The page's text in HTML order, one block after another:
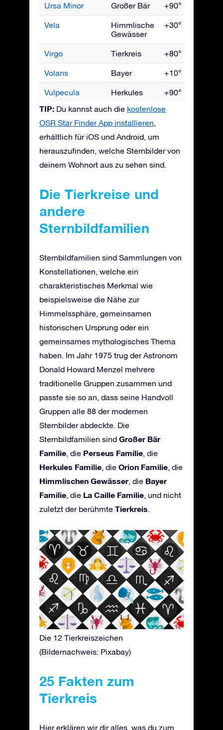
Ursa Minor Großer Bär +90° bis -10°
Vela
Himmlische
Gewässer
+30° bis -90°
Virgo Tierkreis +80° bis -80°
Volans Bayer +10° bis -90°
Vulpecula Herkules +90° bis -55°
TIP: Du kannst auch die kostenlose
OSR Star Finder App installieren
erhältlich für iOS und Android, um
herauszufinden, welche Sternbilder von
deinem Wohnort aus zu sehen sind.
Die Tierkreise und
andere
Sternbildfamilien
Sternbildfamilien sind Sammlungen von
Konstellationen, welche ein
charakteristisches Merkmal wie
beispielsweise die Nähe zur
Himmelssphäre, gemeinsamen
historischen Ursprung oder ein
gemeinsames mythologisches Thema
haben. Im Jahr 1975 trug der Astronom
Donald Howard Menzel mehrere
traditionelle Gruppen zusammen und
passte sie so an, dass seine Handvoll
Gruppen alle 88 der modernen
Sternbilder abdeckte. Die
Sternbildfamilien sind Großer Bär
Familie , die Perseus Familie , die
Herkules Familie , die Orion Familie , die
Himmlischen Gewässer, die Bayer
Familie , die La Caille Familie , und nicht
zuletzt der berühmte Tierkreis
Die 12 Tierkreiszeichen
(Bildernachweis: Pixabay)
25 Fakten zum
Tierkreis
Hier erklären wir dir alles, was du zum